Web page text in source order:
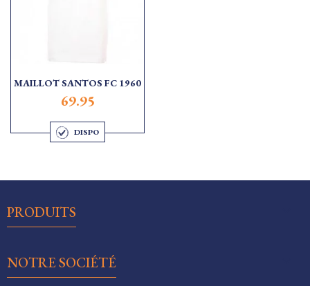
MAILLOT SANTOS FC 1960
69.95
DISPO
PRODUITS
NOTRE SOCIÉTÉ